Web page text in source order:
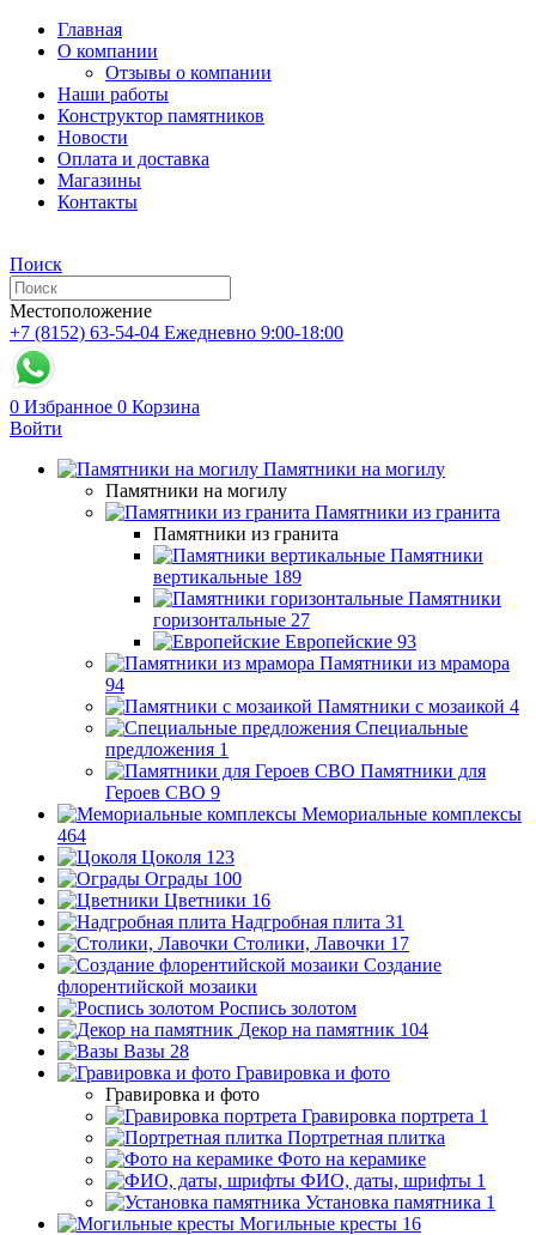
Главная
О компании
Отзывы о компании
Наши работы
Конструктор памятников
Новости
Оплата и доставка
Магазины
Контакты
Поиск
Местоположение
+7 (8152) 63-54-04 Ежедневно 9:00-18:00
0 Избранное 0 Корзина
Войти
Памятники на могилу
Памятники на могилу
Памятники из гранита
Памятники из гранита
Памятники
вертикальные 189
Памятники
горизонтальные 27
Европейские 93
Памятники из мрамора
94
Памятники с мозаикой 4
Специальные
предложения 1
Памятники для
Героев СВО 9
Мемориальные комплексы
464
Цоколя 123
Ограды 100
Цветники 16
Надгробная плита 31
Столики, Лавочки 17
Создание
флорентийской мозаики
Роспись золотом
Декор на памятник 104
Вазы 28
Гравировка и фото
Гравировка и фото
Гравировка портрета 1
Портретная плитка
Фото на керамике
ФИО, даты, шрифты 1
Установка памятника 1
Могильные кресты 16